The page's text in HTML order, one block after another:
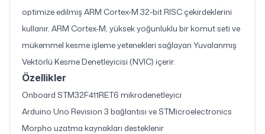
optimize edilmiş ARM Cortex-M 32-bit RISC çekirdeklerini
kullanır. ARM Cortex-M, yüksek yoğunluklu bir komut seti ve
mükemmel kesme işleme yetenekleri sağlayan Yuvalanmış
Vektörlü Kesme Denetleyicisi (NVIC) içerir.
Özellikler
Onboard STM32F411RET6 mikrodenetleyici
Arduino Uno Revision 3 bağlantısı ve STMicroelectronics
Morpho uzatma kaynakları desteklenir